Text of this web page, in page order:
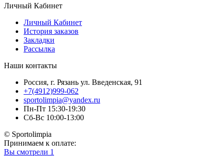
Личный Кабинет
Личный Кабинет
История заказов
Закладки
Рассылка
Наши контакты
Россия, г. Рязань ул. Введенская, 91
+7(4912)999-062
sportolimpia@yandex.ru
Пн-Пт 15:30-19:30
Сб-Вс 10:00-13:00
© Sportolimpia
Принимаем к оплате:
Вы смотрели 1